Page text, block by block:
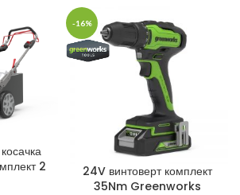
2
-16%
24V винтоверт комплект
35Nm Greenworks